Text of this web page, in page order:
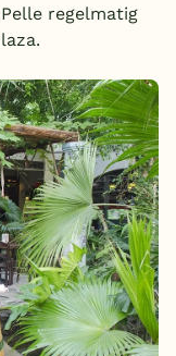
regelmatig